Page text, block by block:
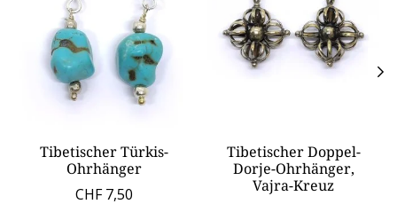
Tibetischer Türkis-
Ohrhänger
CHF 7,50
Tibetischer Doppel-
Dorje-Ohrhänger,
Vajra-Kreuz